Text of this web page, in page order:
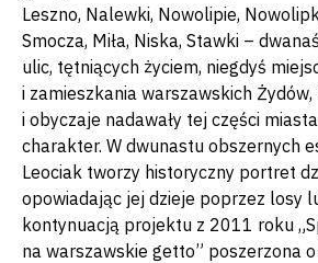
Leszno, Nalewki, Nowolipie,
Smocza, Miła, Niska, Stawki –
ulic, tętniących życiem, niegdyś
i zamieszkania warszawskich
i obyczaje nadawały tej części
charakter. W dwunastu obszernych
Leociak tworzy historyczny portret
opowiadając jej dzieje poprzez losy
kontynuacją projektu z 2011 roku
na warszawskie getto” poszerzona